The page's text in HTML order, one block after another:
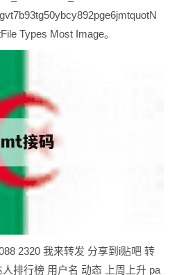
Types Most Image。
2320 我来转发 分享到i贴吧 转
排行榜 用户名 动态 上周上升 pa